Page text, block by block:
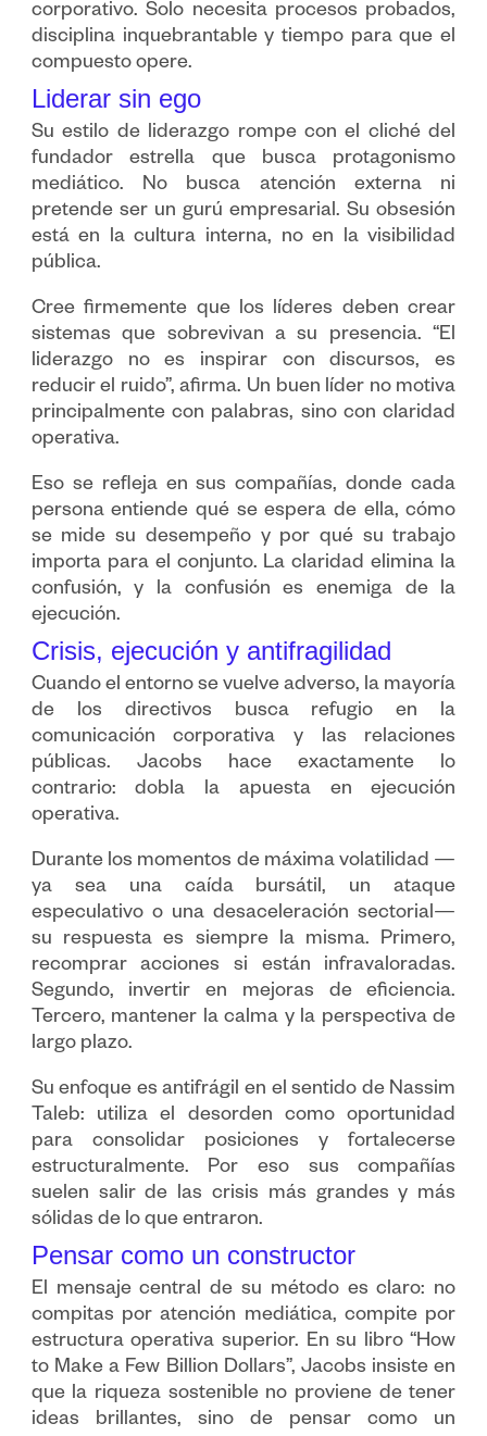
corporativo. Solo necesita procesos probados,
disciplina inquebrantable y tiempo para que el
compuesto opere.
Liderar sin ego
Su estilo de liderazgo rompe con el cliché del
fundador estrella que busca protagonismo
mediático. No busca atención externa ni
pretende ser un gurú empresarial. Su obsesión
está en la cultura interna, no en la visibilidad
pública.
Cree firmemente que los líderes deben crear
sistemas que sobrevivan a su presencia. “El
liderazgo no es inspirar con discursos, es
reducir el ruido”, afirma. Un buen líder no motiva
principalmente con palabras, sino con claridad
operativa.
Eso se refleja en sus compañías, donde cada
persona entiende qué se espera de ella, cómo
se mide su desempeño y por qué su trabajo
importa para el conjunto. La claridad elimina la
confusión, y la confusión es enemiga de la
ejecución.
Crisis, ejecución y antifragilidad
Cuando el entorno se vuelve adverso, la mayoría
de los directivos busca refugio en la
comunicación corporativa y las relaciones
públicas. Jacobs hace exactamente lo
contrario: dobla la apuesta en ejecución
operativa.
Durante los momentos de máxima volatilidad —
ya sea una caída bursátil, un ataque
especulativo o una desaceleración sectorial—
su respuesta es siempre la misma. Primero,
recomprar acciones si están infravaloradas.
Segundo, invertir en mejoras de eficiencia.
Tercero, mantener la calma y la perspectiva de
largo plazo.
Su enfoque es antifrágil en el sentido de Nassim
Taleb: utiliza el desorden como oportunidad
para consolidar posiciones y fortalecerse
estructuralmente. Por eso sus compañías
suelen salir de las crisis más grandes y más
sólidas de lo que entraron.
Pensar como un constructor
El mensaje central de su método es claro: no
compitas por atención mediática, compite por
estructura operativa superior. En su libro “How
to Make a Few Billion Dollars”, Jacobs insiste en
que la riqueza sostenible no proviene de tener
ideas brillantes, sino de pensar como un